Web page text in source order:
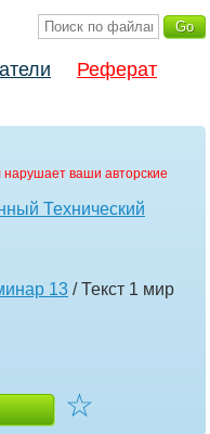
Реферат
ваши авторские
Технический
13 / Текст 1 мир
☆